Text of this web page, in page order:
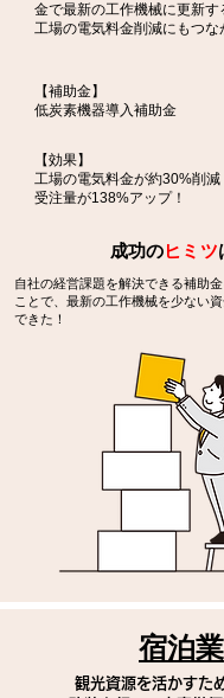
金で最新の工作機械に更新す
工場の電気料金削減にもつな
【補助金】
低炭素機器導入補助金
【効果】
工場の電気料金が約30%削
受注量が138%アップ！
​成功のヒミツ
自社の経営課題を解決できる補助
ことで、最新の工作機械を少ない
できた！
宿泊業
観光資源を活かすた